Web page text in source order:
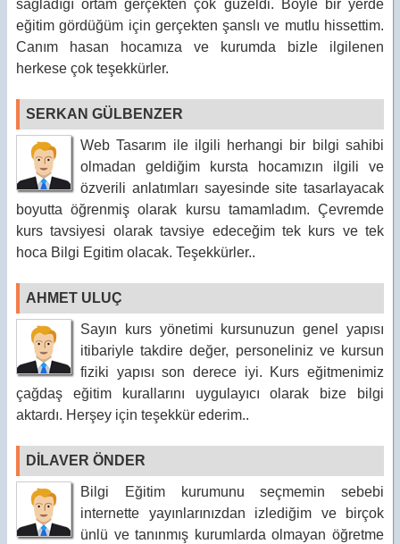
sağladığı ortam gerçekten çok güzeldi. Böyle bir yerde
eğitim gördüğüm için gerçekten şanslı ve mutlu hissettim.
Canım hasan hocamıza ve kurumda bizle ilgilenen
herkese çok teşekkürler.
SERKAN GÜLBENZER
Web Tasarım ile ilgili herhangi bir bilgi sahibi
olmadan geldiğim kursta hocamızın ilgili ve
özverili anlatımları sayesinde site tasarlayacak
boyutta öğrenmiş olarak kursu tamamladım. Çevremde
kurs tavsiyesi olarak tavsiye edeceğim tek kurs ve tek
hoca Bilgi Egitim olacak. Teşekkürler..
AHMET ULUÇ
Sayın kurs yönetimi kursunuzun genel yapısı
itibariyle takdire değer, personeliniz ve kursun
fiziki yapısı son derece iyi. Kurs eğitmenimiz
çağdaş eğitim kurallarını uygulayıcı olarak bize bilgi
aktardı. Herşey için teşekkür ederim..
DİLAVER ÖNDER
Bilgi Eğitim kurumunu seçmemin sebebi
internette yayınlarınızdan izlediğim ve birçok
ünlü ve tanınmış kurumlarda olmayan öğretme